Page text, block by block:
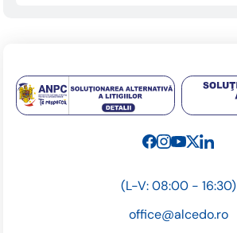
(L-V: 08:00 - 16:30)
office@alcedo.ro